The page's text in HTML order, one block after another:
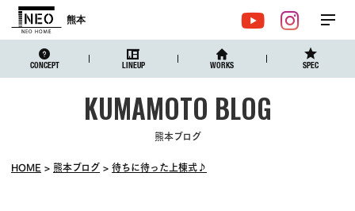
熊本
CONCEPT LINEUP WORKS SPEC
YouTube
メ
熊本ブログ
HOME 熊本ブログ 待ちに待った上棟式♪